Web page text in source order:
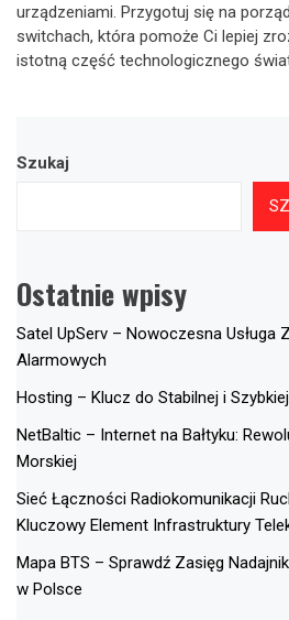
urządzeniami. Przygotuj się na
switchach, która pomoże Ci lepiej
istotną część technologicznego
Szukaj
Ostatnie wpisy
Satel UpServ – Nowoczesna Usługa
Alarmowych
Hosting – Klucz do Stabilnej i
NetBaltic – Internet na Bałtyku:
Morskiej
Sieć Łączności Radiokomunikacji
Kluczowy Element Infrastruktury
Mapa BTS – Sprawdź Zasięg
w Polsce